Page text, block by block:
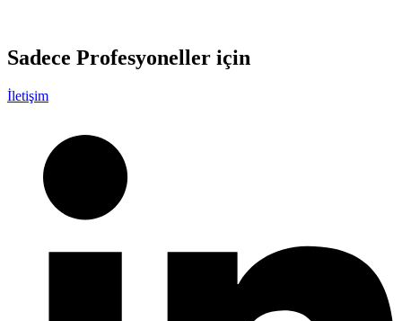
Sadece Profesyoneller için
İletişim